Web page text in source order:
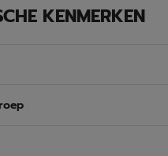
KENMERKEN